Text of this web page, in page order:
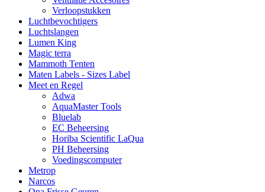
Verloopstukken
Luchtbevochtigers
Luchtslangen
Lumen King
Magic terra
Mammoth Tenten
Maten Labels - Sizes Label
Meet en Regel
Adwa
AquaMaster Tools
Bluelab
EC Beheersing
Horiba Scientific LaQua
PH Beheersing
Voedingscomputer
Metrop
Narcos